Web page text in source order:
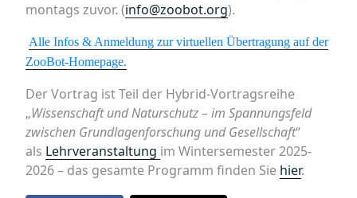
montags zuvor. (info@zoobot.org).
Alle Infos & Anmeldung zur virtuellen Übertragung auf der
ZooBot-Homepage.
Der Vortrag ist Teil der Hybrid-Vortragsreihe
„Wissenschaft und Naturschutz – im Spannungsfeld
zwischen Grundlagenforschung und Gesellschaft“
als Lehrveranstaltung im Wintersemester 2025-
2026 – das gesamte Programm finden Sie hier.